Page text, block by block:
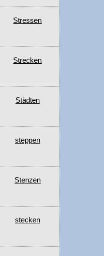
Stressen
Strecken
Städten
steppen
Stenzen
stecken